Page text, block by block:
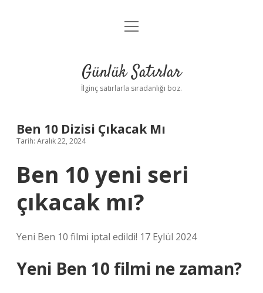
Anasayfa
Yasal Uyarı
menüyü
Günlük Satırlar
İlginç satırlarla sıradanlığı boz.
Ben 10 Dizisi Çıkacak Mı
Tarih: Aralık 22, 2024
Ben 10 yeni seri
çıkacak mı?
Yeni Ben 10 filmi iptal edildi! 17 Eylül 2024
Yeni Ben 10 filmi ne zaman?